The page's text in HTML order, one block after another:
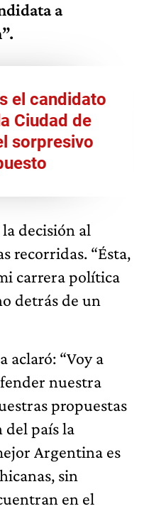
a
el candidato
Ciudad de
sorpresivo
decisión al
recorridas. “Ésta,
carrera política
detrás de un
aclaró: “Voy a
nuestra
propuestas
del país la
Argentina es
sin
en el